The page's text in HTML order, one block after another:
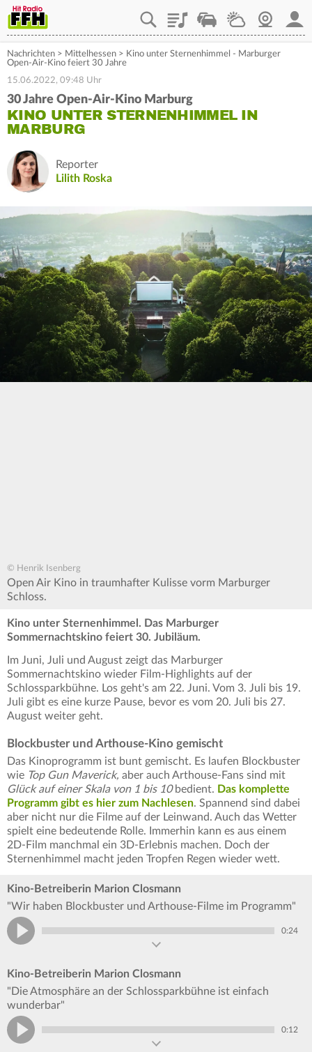
PlaylistStaupilotWetterWebcam
Nachrichten > Mittelhessen > Kino unter Sternenhimmel - Marburger
Open-Air-Kino feiert 30 Jahre
15.06.2022, 09:48 Uhr
30 Jahre Open-Air-Kino Marburg
KINO UNTER STERNENHIMMEL IN
MARBURG
Reporter
Lilith Roska
© Henrik Isenberg
Open Air Kino in traumhafter Kulisse vorm Marburger
Schloss.
Kino unter Sternenhimmel. Das Marburger
Sommernachtskino feiert 30. Jubiläum.
Im Juni, Juli und August zeigt das Marburger
Sommernachtskino wieder Film-Highlights auf der
Schlossparkbühne. Los geht's am 22. Juni. Vom 3. Juli bis 19.
Juli gibt es eine kurze Pause, bevor es vom 20. Juli bis 27.
August weiter geht.
Blockbuster und Arthouse-Kino gemischt
Das Kinoprogramm ist bunt gemischt. Es laufen Blockbuster
wie Top Gun Maverick, aber auch Arthouse-Fans sind mit
Glück auf einer Skala von 1 bis 10bedient. Das komplette
Programm gibt es hier zum Nachlesen. Spannend sind dabei
aber nicht nur die Filme auf der Leinwand. Auch das Wetter
spielt eine bedeutende Rolle. Immerhin kann es aus einem
2D-Film manchmal ein 3D-Erlebnis machen. Doch der
Sternenhimmel macht jeden Tropfen Regen wieder wett.
Kino-Betreiberin Marion Closmann
"Wir haben Blockbuster und Arthouse-Filme im Programm"
0:24
Kino-Betreiberin Marion Closmann
"Die Atmosphäre an der Schlossparkbühne ist einfach
wunderbar"
0:12